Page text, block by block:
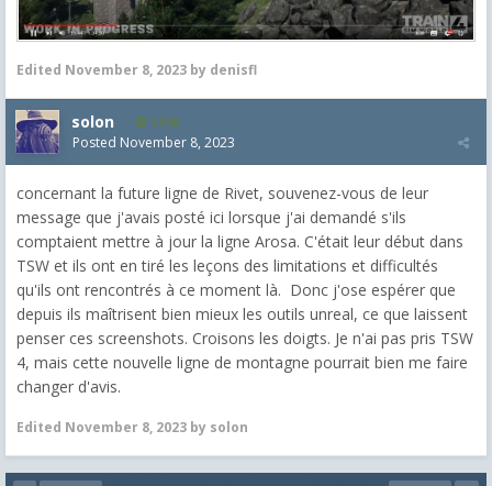
Edited November 8, 2023 by denisfl
solon 1,548
Posted November 8, 2023
concernant la future ligne de Rivet, souvenez-vous de leur
message que j'avais posté ici lorsque j'ai demandé s'ils
comptaient mettre à jour la ligne Arosa. C'était leur début dans
TSW et ils ont en tiré les leçons des limitations et difficultés
qu'ils ont rencontrés à ce moment là. Donc j'ose espérer que
depuis ils maîtrisent bien mieux les outils unreal, ce que laissent
penser ces screenshots. Croisons les doigts. Je n'ai pas pris TSW
4, mais cette nouvelle ligne de montagne pourrait bien me faire
changer d'avis.
Edited November 8, 2023 by solon